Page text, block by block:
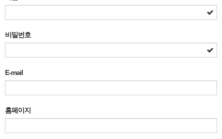
비밀번호
E-mail
홈페이지